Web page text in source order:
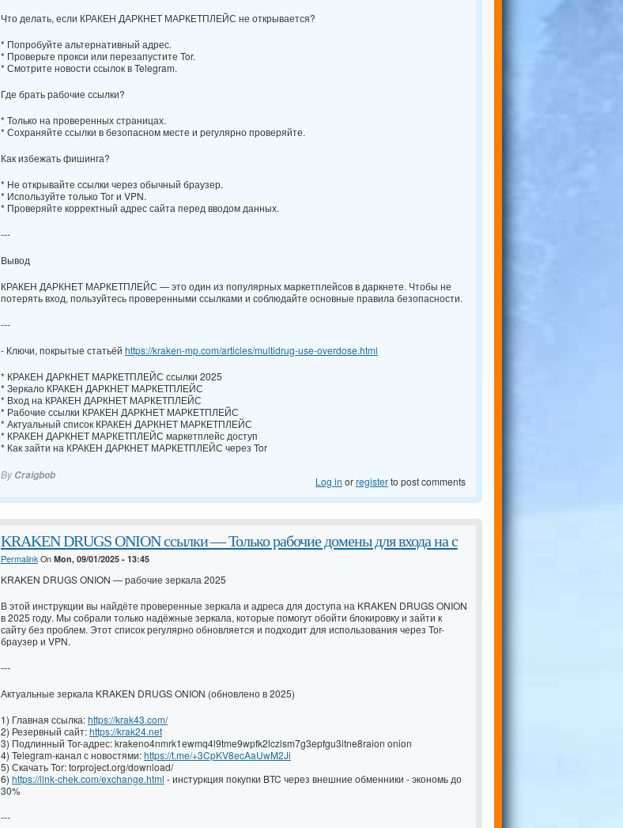
Что делать, если КРАКЕН ДАРКНЕТ МАРКЕТПЛЕЙС не открывается?
* Попробуйте альтернативный адрес.
* Проверьте прокси или перезапустите Tor.
* Смотрите новости ссылок в Telegram.
Где брать рабочие ссылки?
* Только на проверенных страницах.
* Сохраняйте ссылки в безопасном месте и регулярно проверяйте.
Как избежать фишинга?
* Не открывайте ссылки через обычный браузер.
* Используйте только Tor и VPN.
* Проверяйте корректный адрес сайта перед вводом данных.
---
Вывод
КРАКЕН ДАРКНЕТ МАРКЕТПЛЕЙС — это один из популярных маркетплейсов в даркнете. Чтобы не
потерять вход, пользуйтесь проверенными ссылками и соблюдайте основные правила безопасности.
---
- Ключи, покрытые статьёй https://kraken-mp.com/articles/multidrug-use-overdose.html
* КРАКЕН ДАРКНЕТ МАРКЕТПЛЕЙС ссылки 2025
* Зеркало КРАКЕН ДАРКНЕТ МАРКЕТПЛЕЙС
* Вход на КРАКЕН ДАРКНЕТ МАРКЕТПЛЕЙС
* Рабочие ссылки КРАКЕН ДАРКНЕТ МАРКЕТПЛЕЙС
* Актуальный список КРАКЕН ДАРКНЕТ МАРКЕТПЛЕЙС
* КРАКЕН ДАРКНЕТ МАРКЕТПЛЕЙС маркетплейс доступ
* Как зайти на КРАКЕН ДАРКНЕТ МАРКЕТПЛЕЙС через Tor
By Craigbob Log in orregisterto post comments
KRAKEN DRUGS ONION ссылки — Только рабочие домены для входа на с
PermalinkOn Mon, 09/01/2025 - 13:45
KRAKEN DRUGS ONION — рабочие зеркала 2025
В этой инструкции вы найдёте проверенные зеркала и адреса для доступа на KRAKEN DRUGS ONION
в 2025 году. Мы собрали только надёжные зеркала, которые помогут обойти блокировку и зайти к
сайту без проблем. Этот список регулярно обновляется и подходит для использования через Tor-
браузер и VPN.
---
Актуальные зеркала KRAKEN DRUGS ONION (обновлено в 2025)
1) Главная ссылка:https://krak43.com/
2) Резервный сайт:https://krak24.net
3) Подлинный Tor-адрес: krakeno4nmrk1ewmq4l9tme9wpfk2lczlsm7g3epfgu3itne8raion onion
4) Telegram-канал с новостями:https://t.me/+3CpKV8ecAaUwM2Ji
5) Скачать Tor: torproject.org/download/
6) https://link-chek.com/exchange.html - инстуркция покупки BTC через внешние обменники - экономь до
30%
---